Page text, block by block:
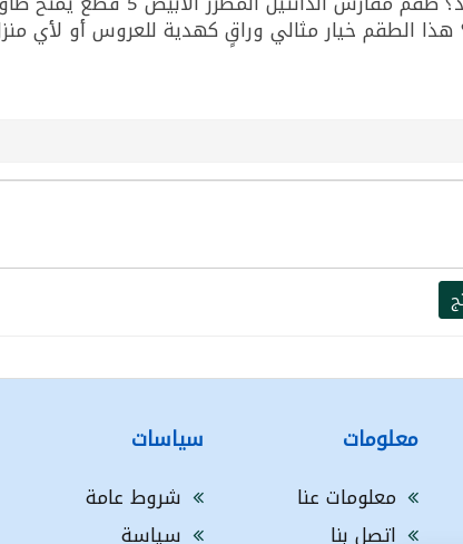
هذا الطقم خيار مثالي وراقٍ كهدية للعروس أو لأي
معلومات
معلومات عنا
اتصل بنا
سياسات
شروط عامة
سياسة